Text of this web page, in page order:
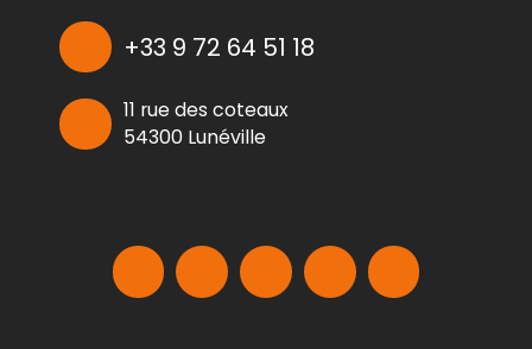
+33 9 72 64 51 18
11 rue des coteaux
54300 Lunéville